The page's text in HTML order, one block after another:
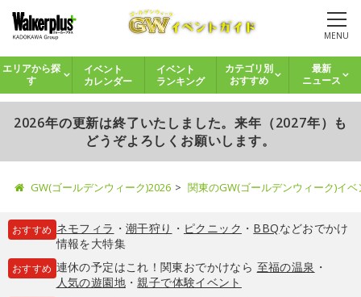
MENU
エリアから探
す
イベント
カレンダー
イベント
ランキング
カテゴリ別
おすすめ
最新
ニュース
2026年の更新は終了いたしました。来年（2027年）も
どうぞよろしくお願いします。
GW(ゴールデンウィーク)2026 関東のGW(ゴールデンウィーク)イ
おすすめ ネモフィラ ・ 潮干狩り ・ ピクニック ・ BBQなどおでかけ
情報を大特集
おすすめ 連休の予定はこれ！関東おでかけなら 至福の温泉 ・
人気の遊園地・親子で体験イベント